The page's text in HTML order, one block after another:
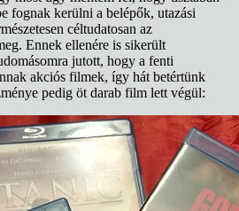
fognak kerülni a belépők, utazási
céltudatosan az
Ennek ellenére is sikerült
jutott, hogy a fenti
akciós filmek, így hát betértünk
pedig öt darab film lett végül: